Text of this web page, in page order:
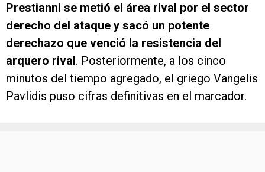
Prestianni se metió el área rival por el sector
derecho del ataque y sacó un potente
derechazo que venció la resistencia del
arquero rival. Posteriormente, a los cinco
minutos del tiempo agregado, el griego Vangelis
Pavlidis puso cifras definitivas en el marcador.